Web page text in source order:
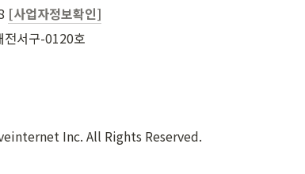
[사업자정보확인]
전서구-0120호
Inc. All Rights Reserved.